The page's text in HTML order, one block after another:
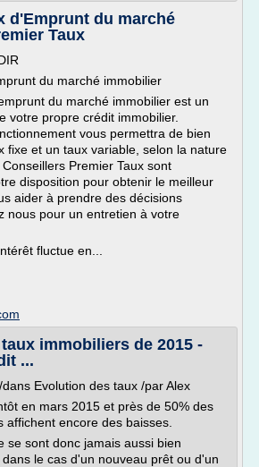
d'Emprunt du marché
Taux
du marché immobilier
du marché immobilier est un
votre propre crédit immobilier.
vous permettra de bien
fixe et un taux variable, selon la nature
Premier Taux sont
disposition pour obtenir le meilleur
aider à prendre des décisions
nous pour un entretien à votre
fluctue en...
immobiliers de 2015 -
...
Evolution des taux /par Alex
en mars 2015 et près de 50% des
affichent encore des baisses.
se sont donc jamais aussi bien
le cas d'un nouveau prêt ou d'un